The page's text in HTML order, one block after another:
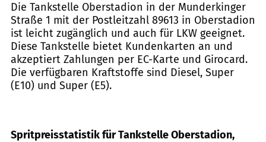
Die Tankstelle Oberstadion in der Munderkinger
Straße 1 mit der Postleitzahl 89613 in Oberstadion
ist leicht zugänglich und auch für LKW geeignet.
Diese Tankstelle bietet Kundenkarten an und
akzeptiert Zahlungen per EC-Karte und Girocard.
Die verfügbaren Kraftstoffe sind Diesel, Super
(E10) und Super (E5).
Spritpreisstatistik für Tankstelle Oberstadion,